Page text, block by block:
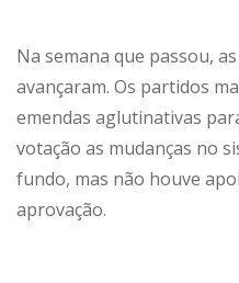
Na semana que passou,
avançaram. Os partidos
emendas aglutinativas
votação as mudanças no
fundo, mas não houve
aprovação.